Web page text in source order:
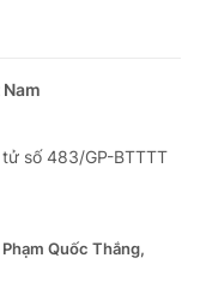
số 483/GP-BTTTT
Quốc Thắng,